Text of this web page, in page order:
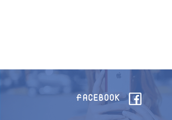
FACEBOOK